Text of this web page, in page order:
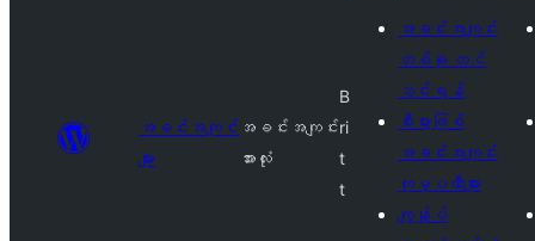
အခင်းအကျင်း
များ
အခင်းအကျင်း
အားလုံး
B
ri
t
t
အခင်းအကျင်း
တစ်ခု တင်
သွင်းရန်
စီးပွားဖြစ်
အခင်းအကျင်း
ကုမ္ပဏီများ
ကျွန်ုပ်